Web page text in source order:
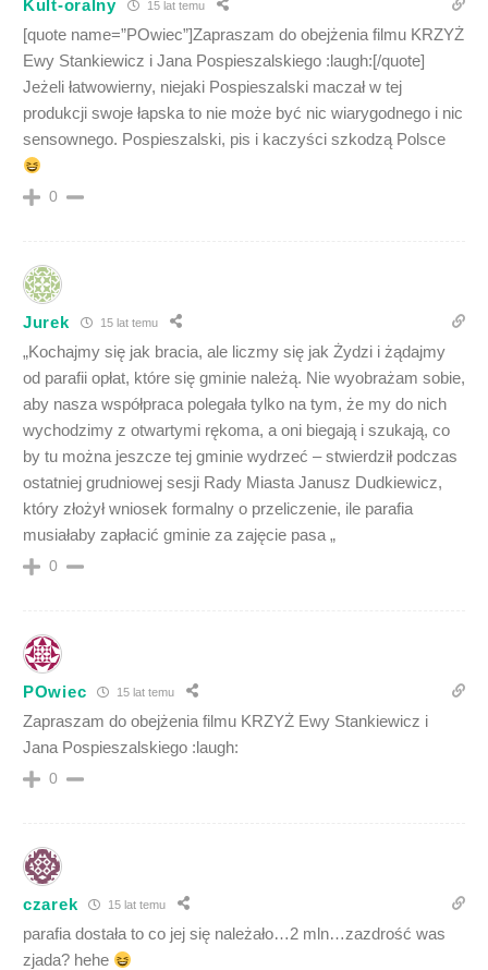
Kult-oralny 15 lat temu
[quote name=”POwiec”]Zapraszam do obejżenia filmu KRZYŻ
Ewy Stankiewicz i Jana Pospieszalskiego :laugh:[/quote]
Jeżeli łatwowierny, niejaki Pospieszalski maczał w tej
produkcji swoje łapska to nie może być nic wiarygodnego i nic
sensownego. Pospieszalski, pis i kaczyści szkodzą Polsce
0
Jurek 15 lat temu
„Kochajmy się jak bracia, ale liczmy się jak Żydzi i żądajmy
od parafii opłat, które się gminie należą. Nie wyobrażam sobie,
aby nasza współpraca polegała tylko na tym, że my do nich
wychodzimy z otwartymi rękoma, a oni biegają i szukają, co
by tu można jeszcze tej gminie wydrzeć – stwierdził podczas
ostatniej grudniowej sesji Rady Miasta Janusz Dudkiewicz,
który złożył wniosek formalny o przeliczenie, ile parafia
musiałaby zapłacić gminie za zajęcie pasa „
0
POwiec 15 lat temu
Zapraszam do obejżenia filmu KRZYŻ Ewy Stankiewicz i
Jana Pospieszalskiego :laugh:
0
czarek 15 lat temu
parafia dostała to co jej się należało…2 mln…zazdrość was
zjada? hehe